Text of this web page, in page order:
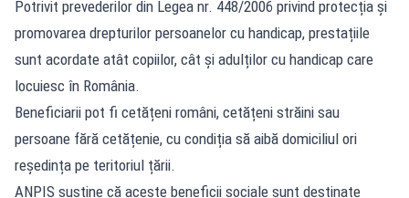
Potrivit prevederilor din Legea nr. 448/2006 privind protecția și
promovarea drepturilor persoanelor cu handicap, prestațiile
sunt acordate atât copiilor, cât și adulților cu handicap care
locuiesc în România.
Beneficiarii pot fi cetățeni români, cetățeni străini sau
persoane fără cetățenie, cu condiția să aibă domiciliul ori
reședința pe teritoriul țării.
ANPIS susține că aceste beneficii sociale sunt destinate